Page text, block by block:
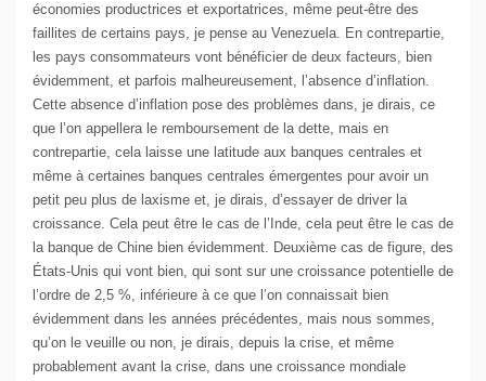
économies productrices et exportatrices, même peut-être des
faillites de certains pays, je pense au Venezuela. En contrepartie,
les pays consommateurs vont bénéficier de deux facteurs, bien
évidemment, et parfois malheureusement, l’absence d’inflation.
Cette absence d’inflation pose des problèmes dans, je dirais, ce
que l’on appellera le remboursement de la dette, mais en
contrepartie, cela laisse une latitude aux banques centrales et
même à certaines banques centrales émergentes pour avoir un
petit peu plus de laxisme et, je dirais, d’essayer de driver la
croissance. Cela peut être le cas de l’Inde, cela peut être le cas de
la banque de Chine bien évidemment. Deuxième cas de figure, des
États-Unis qui vont bien, qui sont sur une croissance potentielle de
l’ordre de 2,5 %, inférieure à ce que l’on connaissait bien
évidemment dans les années précédentes, mais nous sommes,
qu’on le veuille ou non, je dirais, depuis la crise, et même
probablement avant la crise, dans une croissance mondiale